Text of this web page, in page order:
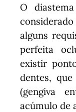
O
alguns
perfeita
existir
dentes,
(gengiva
acúmulo de